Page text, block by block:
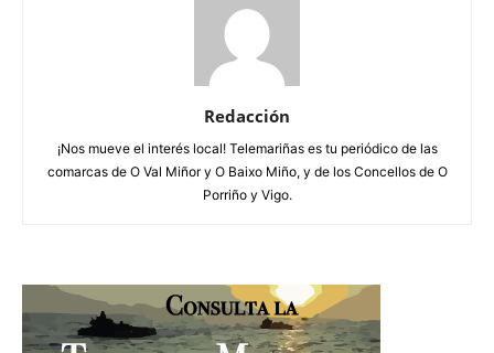
Redacción
¡Nos mueve el interés local! Telemariñas es tu periódico de las
comarcas de O Val Miñor y O Baixo Miño, y de los Concellos de O
Porriño y Vigo.